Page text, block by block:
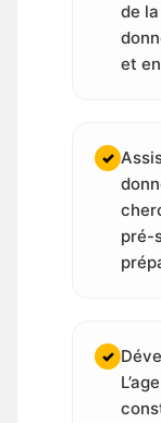
de
et
✓
pré-
✓